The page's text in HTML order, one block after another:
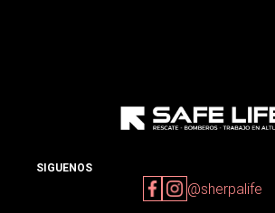
SIGUENOS
@sherpalife